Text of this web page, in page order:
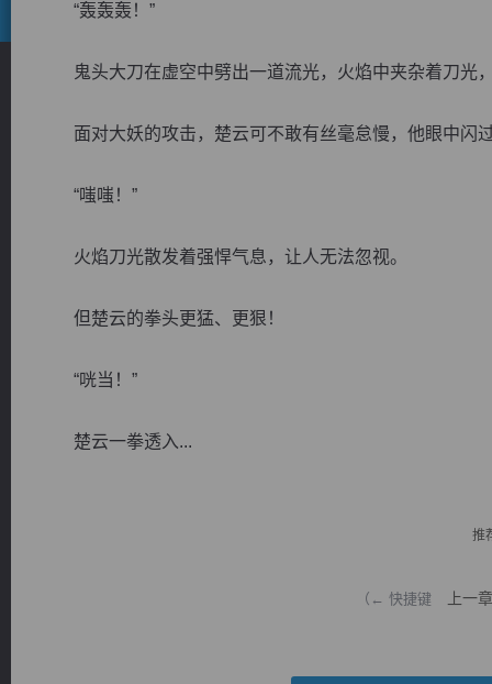
“轰轰轰！”
鬼头大刀在虚空中劈出一道流光，火焰中夹杂着刀光
面对大妖的攻击，楚云可不敢有丝毫怠慢，他眼中闪
“嗤嗤！”
火焰刀光散发着强悍气息，让人无法忽视。
但楚云的拳头更猛、更狠！
“咣当！”
楚云一拳透入...
推
（← 快捷键 上一章